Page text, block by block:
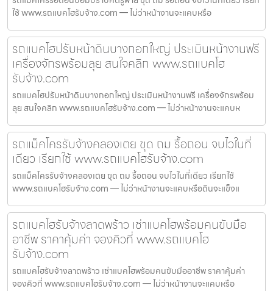
ใช้ www.รถแบคโฮรับจ้าง.com — ไม่ว่าหน้างานจะแคบหรือ
รถแบคโฮปรับหน้าดินบางกอกใหญ่ ประเมินหน้างานฟรี
เครื่องจักรพร้อมลุย สนใจคลิก www.รถแบคโฮ
รับจ้าง.com
รถแบคโฮปรับหน้าดินบางกอกใหญ่ ประเมินหน้างานฟรี เครื่องจักรพร้อม
ลุย สนใจคลิก www.รถแบคโฮรับจ้าง.com — ไม่ว่าหน้างานจะแคบห
รถแม็คโครรับจ้างคลองเตย ขุด ถม รื้อถอน จบไวในที่
เดียว เรียกใช้ www.รถแบคโฮรับจ้าง.com
รถแม็คโครรับจ้างคลองเตย ขุด ถม รื้อถอน จบไวในที่เดียว เรียกใช้
www.รถแบคโฮรับจ้าง.com — ไม่ว่าหน้างานจะแคบหรือดินจะแข็งแ
รถแบคโฮรับจ้างลาดพร้าว เช่าแบคโฮพร้อมคนขับมือ
อาชีพ ราคาคุ้มค่า จองคิวที่ www.รถแบคโฮ
รับจ้าง.com
รถแบคโฮรับจ้างลาดพร้าว เช่าแบคโฮพร้อมคนขับมืออาชีพ ราคาคุ้มค่า
จองคิวที่ www.รถแบคโฮรับจ้าง.com — ไม่ว่าหน้างานจะแคบหรือ